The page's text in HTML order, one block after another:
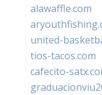
alawaffle.com
united-
tios-tacos.com
cafecito-